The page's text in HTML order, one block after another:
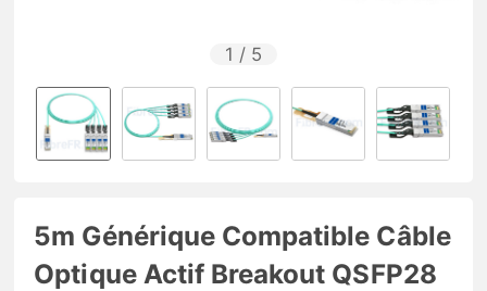
1 / 5
5m Générique Compatible Câble
Optique Actif Breakout QSFP28